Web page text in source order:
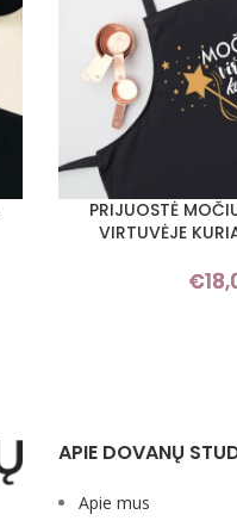
PASIRINKTI SAVYBES
PRIJUOSTĖ
VIRTUVĖJE
€
APIE DOVANŲ
Apie mus